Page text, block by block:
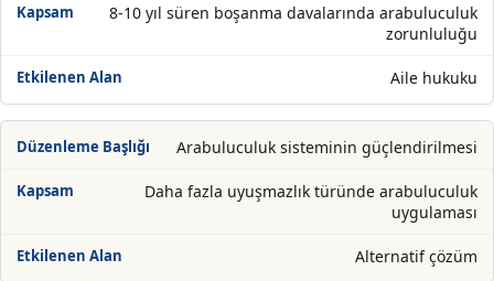
8-10 yıl süren boşanma davalarında arabuluculuk
zorunluluğu
Aile hukuku
Arabuluculuk sisteminin güçlendirilmesi
Daha fazla uyuşmazlık türünde arabuluculuk
uygulaması
Alternatif çözüm